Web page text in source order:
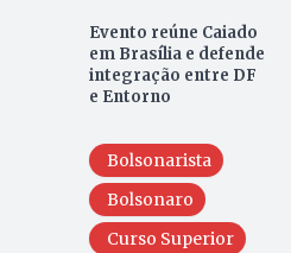
Evento reúne Caiado
em Brasília e defende
integração entre DF
e Entorno
Bolsonarista
Bolsonaro
Curso Superior